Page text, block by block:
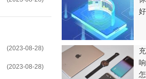
(2023-08-28)
(2023-08-28)